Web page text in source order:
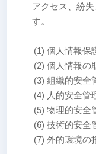
アクセス、紛
す。
(1) 個人情報保
(2) 個人情報の
(3) 組織的安全
(4) 人的安全管
(5) 物理的安全
(6) 技術的安全
(7) 外的環境の